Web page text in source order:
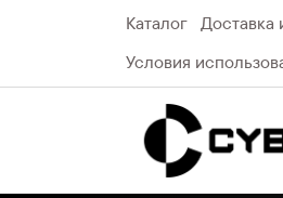
Каталог Доставка
Условия